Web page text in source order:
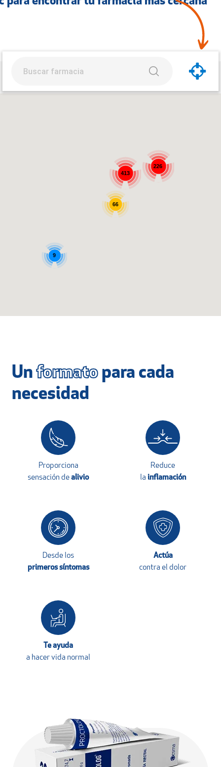
226
413
9
66
Unformato para cada
necesidad
Proporciona
sensación dealivio
Reduce
la inflamación
Desde los
primeros síntomas
Actúa
contra el dolor
Te ayuda
a hacer vida normal